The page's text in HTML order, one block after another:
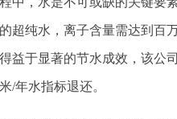
超纯水，离子含量需达到百
益于显著的节水成效，该公
/年水指标退还。